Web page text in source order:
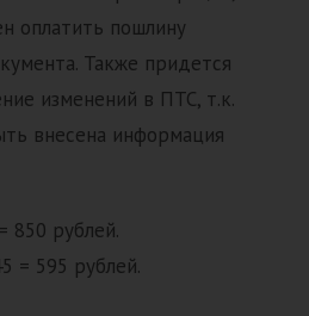
оплатить пошлину
Также придется
изменений в ПТС, т.к.
внесена информация
850 рублей.
= 595 рублей.